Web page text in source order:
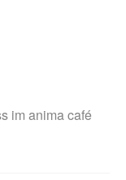
im anima café